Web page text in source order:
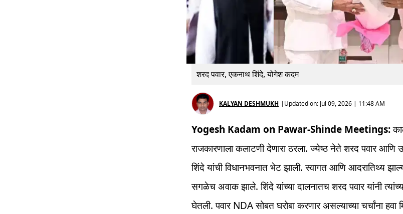
शरद पवार, एकनाथ शिंदे, योगेश कदम
KALYAN DESHMUKH | Updated on: Jul 09, 2026 | 11:48 AM
Yogesh Kadam on Pawar-Shinde Meetings:
राजकारणाला कलाटणी देणारा ठरला. ज्येष्ठ नेते शरद पवार
शिंदे यांची विधानभवनात भेट झाली. स्वागत आणि आदरातिथ्य
सगळेच अवाक झाले. शिंदे यांच्या दालनातच शरद पवार यांनी
घेतली. पवार NDA सोबत घरोबा करणार असल्याच्या चर्चांना